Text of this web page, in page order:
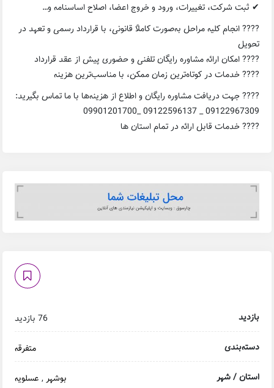
✔ ثبت شرکت، تغییرات، ورود و خروج اعضا، اصلاح اساسنامه و…
???? انجام کلیه مراحل به‌صورت کاملاً قانونی، با قرارداد رسمی و تعهد در
تحویل
???? امکان ارائه مشاوره رایگان تلفنی و حضوری پیش از عقد قرارداد
???? خدمات در کوتاه‌ترین زمان ممکن، با مناسب‌ترین هزینه
???? جهت دریافت مشاوره رایگان و اطلاع از هزینه‌ها با ما تماس بگیرید:
09122967309 _ 09122596137 _09901201700
???? خدمات قابل ارائه در تمام استان‌ ها
بازدید 76 بازدید
دسته‌بندی متفرقه
استان / شهر بوشهر, عسلویه